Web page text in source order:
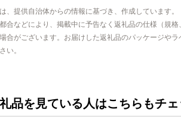
、提供自治体からの情報に基づき、作成しています。
合などにより、掲載中に予告なく返礼品の仕様（規
合がございます。お届けした返礼品のパッケージや
い。
品を見ている人はこちらもチェ